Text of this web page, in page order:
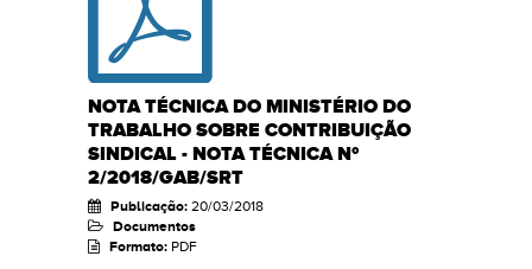
NOTA TÉCNICA DO MINISTÉRIO DO
TRABALHO SOBRE CONTRIBUIÇÃO
SINDICAL - NOTA TÉCNICA Nº
2/2018/GAB/SRT
Publicação: 20/03/2018
Documentos
Formato: PDF